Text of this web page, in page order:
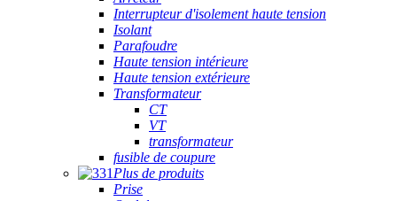
Interrupteur d'isolement haute tension
Isolant
Parafoudre
Haute tension intérieure
Haute tension extérieure
Transformateur
CT
VT
transformateur
fusible de coupure
Plus de produits
Prise